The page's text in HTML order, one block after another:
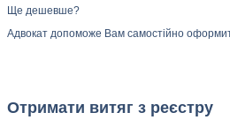
Ще дешевше?
Адвокат допоможе Вам самостійно
Отримати витяг з реєстру